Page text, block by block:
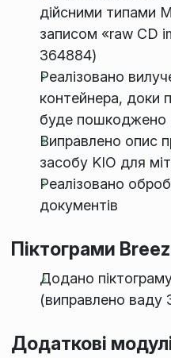
дійсними типами
записом «raw CD
364884)
Реалізовано
контейнера, доки
буде пошкоджено
Виправлено опис
засобу KIO для
Реалізовано
документів
Піктограми
Додано
(виправлено ваду
Додаткові